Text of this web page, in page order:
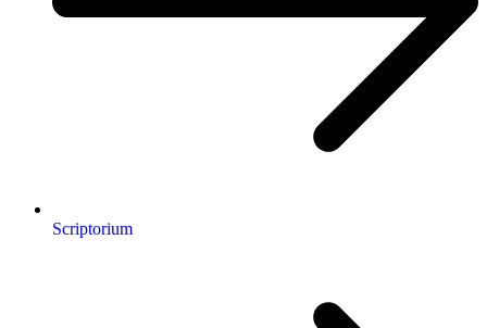
Scriptorium